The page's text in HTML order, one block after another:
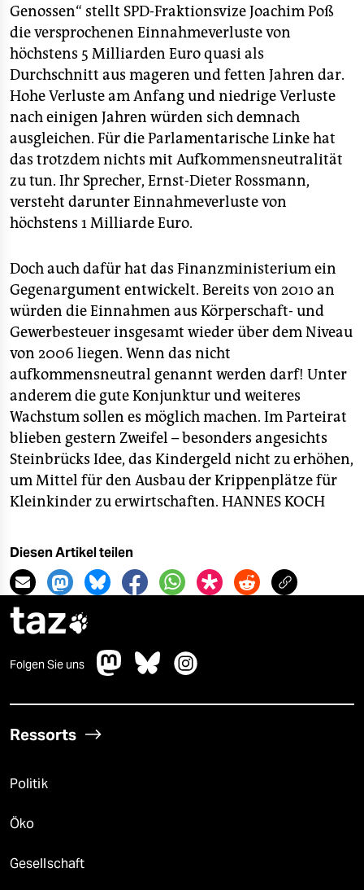
Genossen“ stellt SPD-Fraktionsvize Joachim Poß
die versprochenen Einnahmeverluste von
höchstens 5 Milliarden Euro quasi als
Durchschnitt aus mageren und fetten Jahren dar.
Hohe Verluste am Anfang und niedrige Verluste
nach einigen Jahren würden sich demnach
ausgleichen. Für die Parlamentarische Linke hat
das trotzdem nichts mit Aufkommensneutralität
zu tun. Ihr Sprecher, Ernst-Dieter Rossmann,
versteht darunter Einnahmeverluste von
höchstens 1 Milliarde Euro.
Doch auch dafür hat das Finanzministerium ein
Gegenargument entwickelt. Bereits von 2010 an
würden die Einnahmen aus Körperschaft- und
Gewerbesteuer insgesamt wieder über dem Niveau
von 2006 liegen. Wenn das nicht
aufkommensneutral genannt werden darf! Unter
anderem die gute Konjunktur und weiteres
Wachstum sollen es möglich machen. Im Parteirat
blieben gestern Zweifel – besonders angesichts
Steinbrücks Idee, das Kindergeld nicht zu erhöhen,
um Mittel für den Ausbau der Krippenplätze für
Kleinkinder zu erwirtschaften. HANNES KOCH
Diesen Artikel teilen
taz
Folgen Sie uns
Ressorts
Politik
Öko
Gesellschaft